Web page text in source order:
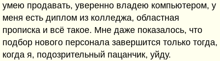
умею продавать, уверенно владею компьютером, у
меня есть диплом из колледжа, областная
прописка и всё такое. Мне даже показалось, что
подбор нового персонала завершится только тогда,
когда я, подозрительный пацанчик, уйду.